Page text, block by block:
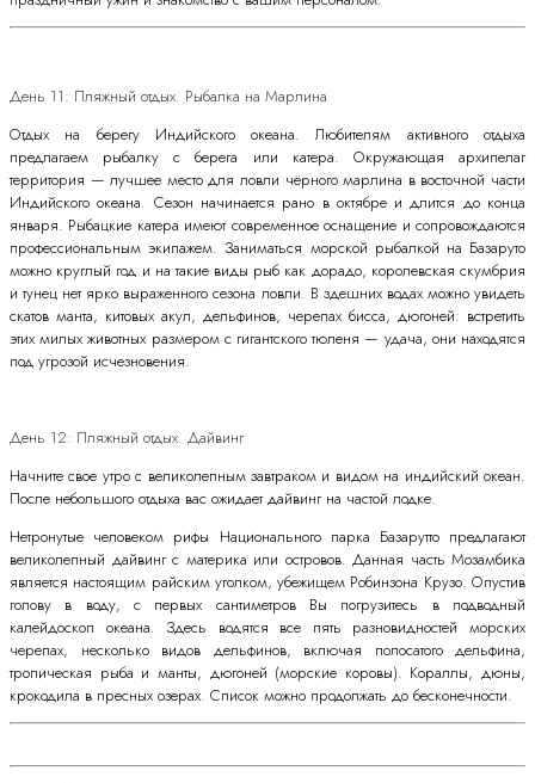
День 11: Пляжный отдых. Рыбалка на Марлина
Отдых на берегу Индийского океана. Любителям активного отдыха
предлагаем рыбалку с берега или катера. Окружающая архипелаг
территория — лучшее место для ловли чёрного марлина в восточной части
Индийского океана. Сезон начинается рано в октябре и длится до конца
января. Рыбацкие катера имеют современное оснащение и сопровождаются
профессиональным экипажем. Заниматься морской рыбалкой на Базаруто
можно круглый год и на такие виды рыб как дорадо, королевская скумбрия
и тунец нет ярко выраженного сезона ловли. В здешних водах можно увидеть
скатов манта, китовых акул, дельфинов, черепах бисса, дюгоней: встретить
этих милых животных размером с гигантского тюленя — удача, они находятся
под угрозой исчезновения.
День 12: Пляжный отдых. Дайвинг
Начните свое утро с великолепным завтраком и видом на индийский океан.
После небольшого отдыха вас ожидает дайвинг на частой лодке.
Нетронутые человеком рифы Национального парка Базарутто предлагают
великолепный дайвинг с материка или островов. Данная часть Мозамбика
является настоящим райским уголком, убежищем Робинзона Крузо. Опустив
голову в воду, с первых сантиметров Вы погрузитесь в подводный
калейдоскоп океана. Здесь водятся все пять разновидностей морских
черепах, несколько видов дельфинов, включая полосатого дельфина,
тропическая рыба и манты, дюгоней (морские коровы). Кораллы, дюны,
крокодила в пресных озерах. Список можно продолжать до бесконечности.